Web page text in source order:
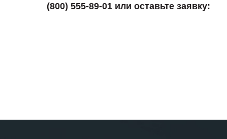
(800) 555-89-01 или оставьте заявку: